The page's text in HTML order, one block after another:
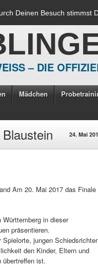
Deinen Besuch stimmst
– DIE
Mädchen
24. Mai
Am 20. Mai 2017 das Finale
in dieser
präsentieren.
jungen Schiedsrichter
den Kinder, Eltern und
ist.